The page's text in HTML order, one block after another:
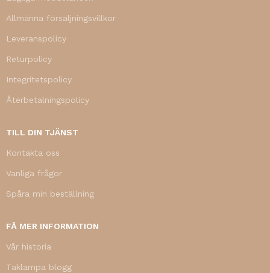
Allmänna försäljningsvillkor
Leveranspolicy
Returpolicy
Integritetspolicy
Återbetalningspolicy
TILL DIN TJÄNST
Kontakta oss
Vanliga frågor
Spåra min beställning
FÅ MER INFORMATION
Vår historia
Taklampa blogg